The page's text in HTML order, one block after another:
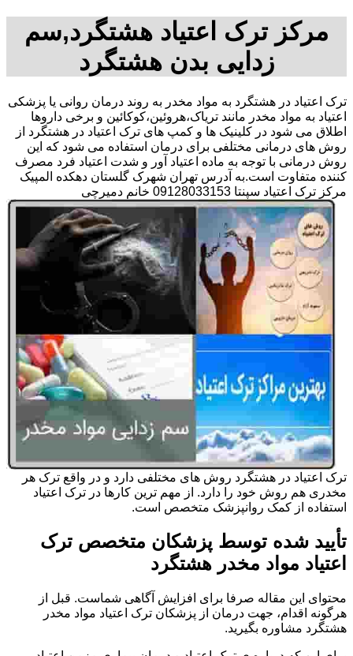
مرکز ترک اعتیاد هشتگرد,سم
زدایی بدن هشتگرد
ترک اعتیاد در هشتگرد به مواد مخدر به روند درمان روانی یا پزشکی
اعتیاد به مواد مخدر مانند تریاک،هروئین،کوکائین و برخی داروها
اطلاق می شود در کلینیک ها و کمپ های ترک اعتیاد در هشتگرد از
روش های درمانی مختلفی برای درمان استفاده می شود که این
روش درمانی با توجه به ماده اعتیاد آور و شدت اعتیاد فرد مصرف
کننده متفاوت است.به آدرس تهران شهرک گلستان دهکده المپیک
مرکز ترک اعتیاد سپنتا 09128033153 خانم دمیرچی
ترک اعتیاد در هشتگرد روش های مختلفی دارد و در واقع ترک هر
مخدری هم روش خود را دارد. از مهم ترین کارها در ترک اعتیاد
استفاده از کمک روانپزشک متخصص است.
تأیید شده توسط پزشکان متخصص ترک
اعتیاد مواد مخدر هشتگرد
محتوای این مقاله صرفا برای افزایش آگاهی شماست. قبل از
هرگونه اقدام، جهت درمان از پزشکان ترک اعتیاد مواد مخدر
هشتگرد مشاوره بگیرید.